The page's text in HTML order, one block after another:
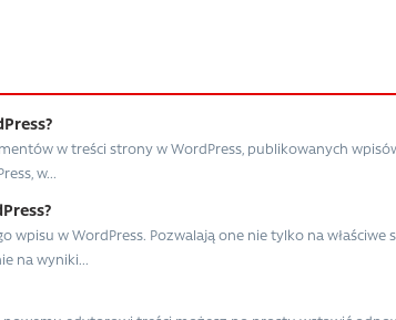
w treści strony w WordPress, publikowanych
w...
w WordPress. Pozwalają one nie tylko na właściwe
na wyniki...